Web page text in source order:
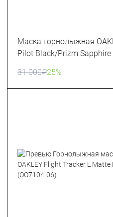
Маска горнолыжная
Pilot Black/Prizm
31 000₽25%